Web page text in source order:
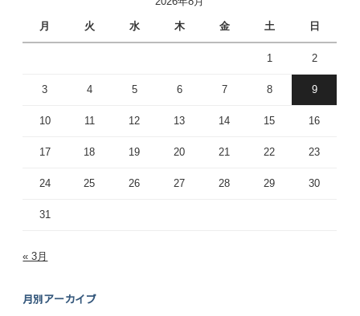
月 火 水 木 金 土 日
1 2
3 4 5 6 7 8 9
10 11 12 13 14 15 16
17 18 19 20 21 22 23
24 25 26 27 28 29 30
31
« 3月
月別アーカイブ